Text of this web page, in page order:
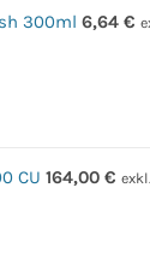
300ml 6,64 €
CU 164,00 €